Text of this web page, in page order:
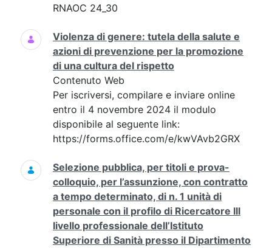
RNAOC 24_30
Violenza di genere: tutela della salute e
azioni di prevenzione per la promozione
di una cultura del rispetto
Contenuto Web
Per iscriversi, compilare e inviare online
entro il 4 novembre 2024 il modulo
disponibile al seguente link:
https://forms.office.com/e/kwVAvb2GRX
Selezione pubblica, per titoli e prova-
colloquio, per l’assunzione, con contratto
a tempo determinato, di n. 1 unità di
personale con il profilo di Ricercatore III
livello professionale dell’Istituto
Superiore di Sanità presso il Dipartimento